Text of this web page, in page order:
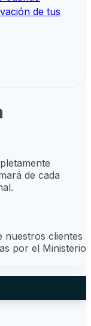
de tus
de cada
nuestros clientes
por el Ministerio